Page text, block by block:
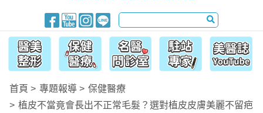
首頁 專題報導
保健醫療
植皮不當竟會長出不正常毛髮？選對植皮皮膚美麗不留疤